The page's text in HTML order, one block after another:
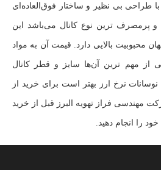
طراحی بی نظیر و ساختار فوق‌العاده‌ای
و پرمصرف ترین نوع کانال می‌باشد این
محبوبیت بالایی دارد. قیمت آن به مواد
از مهم‌ ترین آن‌ها سایز و قطر کانال
نرخ ارز بهتر است برای خرید از
مهندسی فراز تهویه البرز قبل از خرید
را انجام دهید.